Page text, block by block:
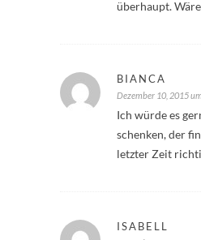
überhaupt.
BIANCA
Dezember 10, 2015
Ich würde es
schenken, der
letzter Zeit
ISABELL